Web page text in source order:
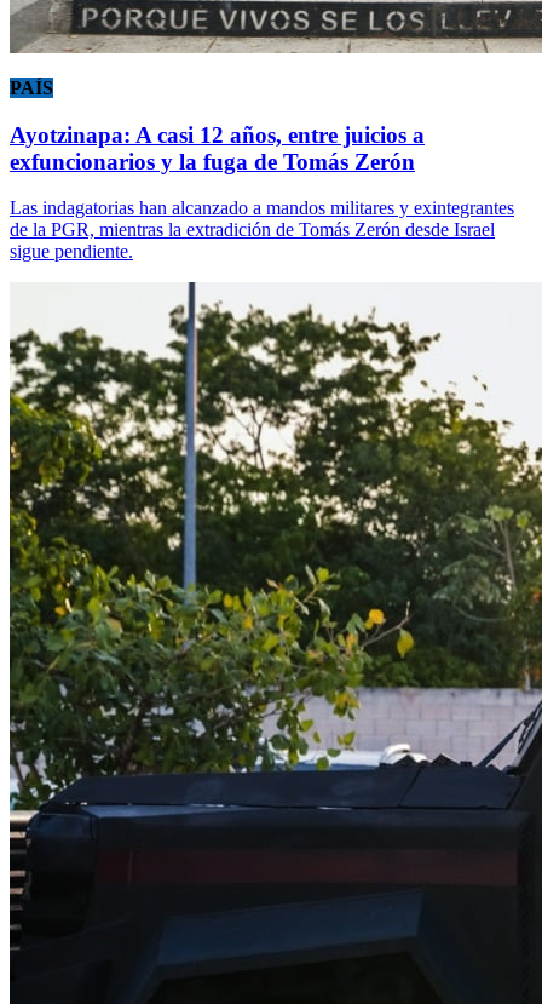
PAÍS
Ayotzinapa: A casi 12 años, entre juicios a
exfuncionarios y la fuga de Tomás Zerón
Las indagatorias han alcanzado a mandos militares y exintegrantes
de la PGR, mientras la extradición de Tomás Zerón desde Israel
sigue pendiente.